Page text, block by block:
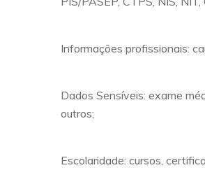
Informações profissionais:
Dados Sensíveis: exame
outros;
Escolaridade: cursos,